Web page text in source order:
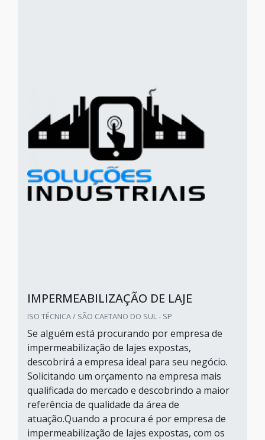
IMPERMEABILIZAÇÃO DE LAJE
ISO TÉCNICA / SÃO CAETANO DO SUL - SP
Se alguém está procurando por empresa de
impermeabilização de lajes expostas,
descobrirá a empresa ideal para seu negócio.
Solicitando um orçamento na empresa mais
qualificada do mercado e descobrindo a maior
referência de qualidade da área de
atuação.Quando a procura é por empresa de
impermeabilização de lajes expostas, com os